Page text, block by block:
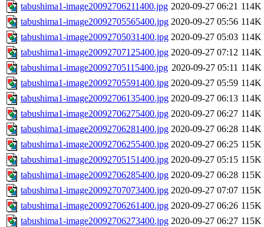
tabushima1-image20092706211400.jpg 2020-09-27 06:21 114K
tabushima1-image20092705565400.jpg 2020-09-27 05:56 114K
tabushima1-image20092705031400.jpg 2020-09-27 05:03 114K
tabushima1-image20092707125400.jpg 2020-09-27 07:12 114K
tabushima1-image20092705115400.jpg 2020-09-27 05:11 114K
tabushima1-image20092705591400.jpg 2020-09-27 05:59 114K
tabushima1-image20092706135400.jpg 2020-09-27 06:13 114K
tabushima1-image20092706275400.jpg 2020-09-27 06:27 114K
tabushima1-image20092706281400.jpg 2020-09-27 06:28 114K
tabushima1-image20092706255400.jpg 2020-09-27 06:25 115K
tabushima1-image20092705151400.jpg 2020-09-27 05:15 115K
tabushima1-image20092706285400.jpg 2020-09-27 06:28 115K
tabushima1-image20092707073400.jpg 2020-09-27 07:07 115K
tabushima1-image20092706261400.jpg 2020-09-27 06:26 115K
tabushima1-image20092706273400.jpg 2020-09-27 06:27 115K